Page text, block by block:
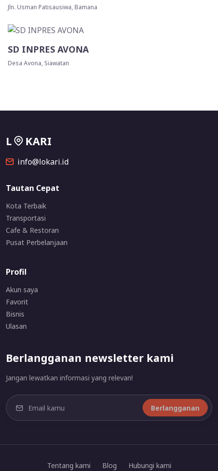
Jln. Usman Patisausiwa, Bamana
SD INPRES AVONA
Desa Avona, Siawatan
L KARI
info@lokari.id
Tautan Cepat
Kota Terbaik
Transportasi
Cafe & Restoran
Pusat Perbelanjaan
Profil
Akun saya
Favorit
Bisnis
Ulasan
Berlangganan newsletter kami
Jangan lewatkan informasi yang relevan!
Berlangganan
Tentang kami Blog Hubungi kami